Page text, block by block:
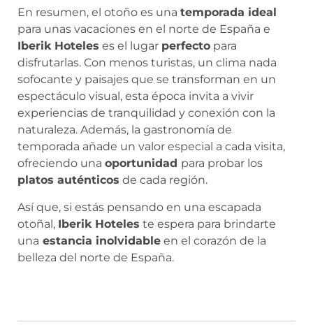
En resumen, el otoño es una temporada ideal
para unas vacaciones en el norte de España e
Iberik Hoteles es el lugar perfecto para
disfrutarlas. Con menos turistas, un clima nada
sofocante y paisajes que se transforman en un
espectáculo visual, esta época invita a vivir
experiencias de tranquilidad y conexión con la
naturaleza. Además, la gastronomía de
temporada añade un valor especial a cada visita,
ofreciendo una oportunidad para probar los
platos auténticos de cada región.
Así que, si estás pensando en una escapada
otoñal, Iberik Hoteles te espera para brindarte
una estancia inolvidable en el corazón de la
belleza del norte de España.